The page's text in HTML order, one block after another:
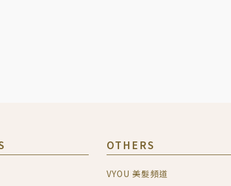
OTHERS
VYOU 美髮頻道